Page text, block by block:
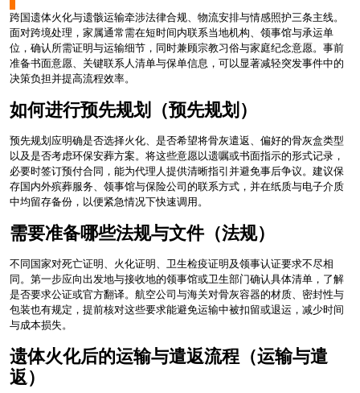
跨国遗体火化与遗骸运输牵涉法律合规、物流安排与情感照护三条主线。
面对跨境处理，家属通常需在短时间内联系当地机构、领事馆与承运单
位，确认所需证明与运输细节，同时兼顾宗教习俗与家庭纪念意愿。事前
准备书面意愿、关键联系人清单与保单信息，可以显著减轻突发事件中的
决策负担并提高流程效率。
如何进行预先规划（预先规划）
预先规划应明确是否选择火化、是否希望将骨灰遣返、偏好的骨灰盒类型
以及是否考虑环保安葬方案。将这些意愿以遗嘱或书面指示的形式记录，
必要时签订预付合同，能为代理人提供清晰指引并避免事后争议。建议保
存国内外殡葬服务、领事馆与保险公司的联系方式，并在纸质与电子介质
中均留存备份，以便紧急情况下快速调用。
需要准备哪些法规与文件（法规）
不同国家对死亡证明、火化证明、卫生检疫证明及领事认证要求不尽相
同。第一步应向出发地与接收地的领事馆或卫生部门确认具体清单，了解
是否要求公证或官方翻译。航空公司与海关对骨灰容器的材质、密封性与
包装也有规定，提前核对这些要求能避免运输中被扣留或退运，减少时间
与成本损失。
遗体火化后的运输与遣返流程（运输与遣
返）